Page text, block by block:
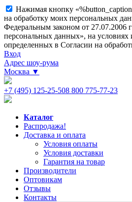
Нажимая кнопку
на обработку моих персональных
Федеральным законом от
персональных данных», на условиях
определенных в Согласии на
Вход
Адрес шоу-рума
Москва ▼
+7 (495) 125-25-508 800 775-77-23
Каталог
Распродажа!
Доставка и оплата
Условия оплаты
Условия доставки
Гарантия на товар
Производители
Оптовикам
Отзывы
Контакты